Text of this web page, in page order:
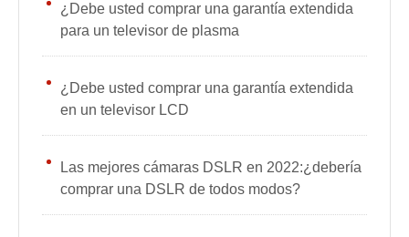
¿Debe usted comprar una garantía extendida
para un televisor de plasma
¿Debe usted comprar una garantía extendida
en un televisor LCD
Las mejores cámaras DSLR en 2022:¿debería
comprar una DSLR de todos modos?